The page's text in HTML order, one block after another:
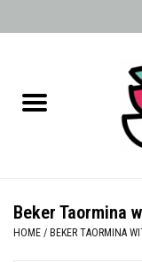
Albast waxinehouders
Beker Taormina
HOME / BEKER TAORMINA